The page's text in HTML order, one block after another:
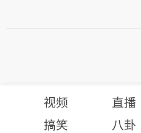
视频 直播
搞笑
八卦